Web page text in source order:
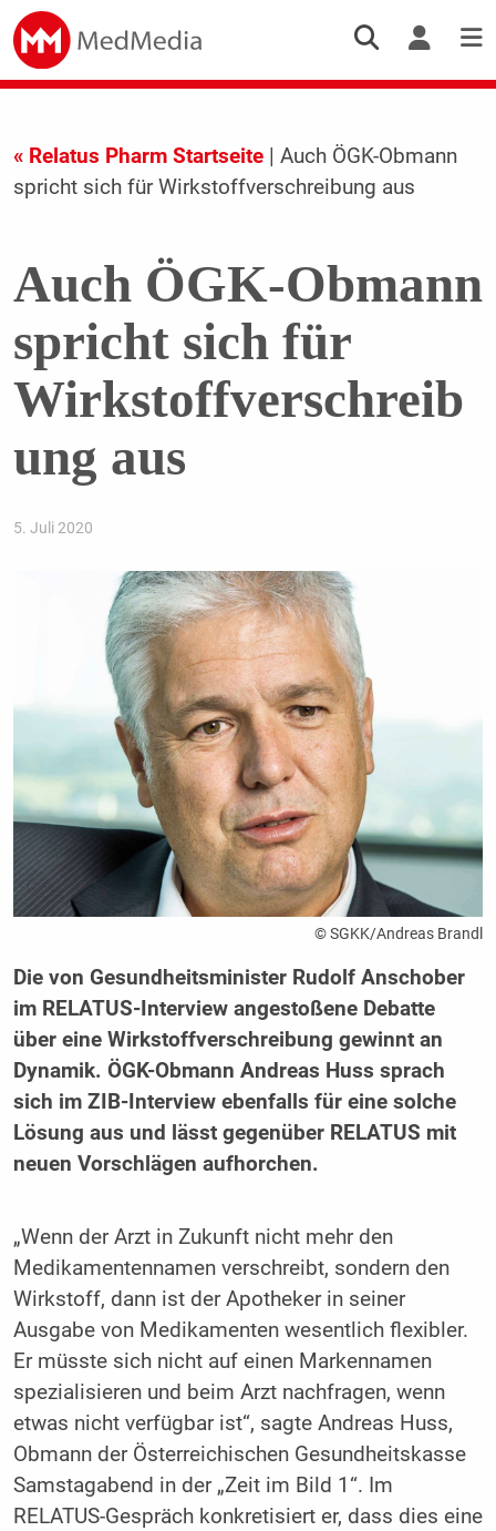
« Relatus Pharm Startseite| Auch ÖGK-Obmann
spricht sich für Wirkstoffverschreibung aus
Auch ÖGK-Obmann
spricht sich für
Wirkstoffverschreib
ung aus
5. Juli 2020
© SGKK/Andreas Brandl
Die von Gesundheitsminister Rudolf Anschober
im RELATUS-Interview angestoßene Debatte
über eine Wirkstoffverschreibung gewinnt an
Dynamik. ÖGK-Obmann Andreas Huss sprach
sich im ZIB-Interview ebenfalls für eine solche
Lösung aus und lässt gegenüber RELATUS mit
neuen Vorschlägen aufhorchen.
„Wenn der Arzt in Zukunft nicht mehr den
Medikamentennamen verschreibt, sondern den
Wirkstoff, dann ist der Apotheker in seiner
Ausgabe von Medikamenten wesentlich flexibler.
Er müsste sich nicht auf einen Markennamen
spezialisieren und beim Arzt nachfragen, wenn
etwas nicht verfügbar ist“, sagte Andreas Huss,
Obmann der Österreichischen Gesundheitskasse
Samstagabend in der „Zeit im Bild 1“. Im
RELATUS-Gespräch konkretisiert er, dass dies eine